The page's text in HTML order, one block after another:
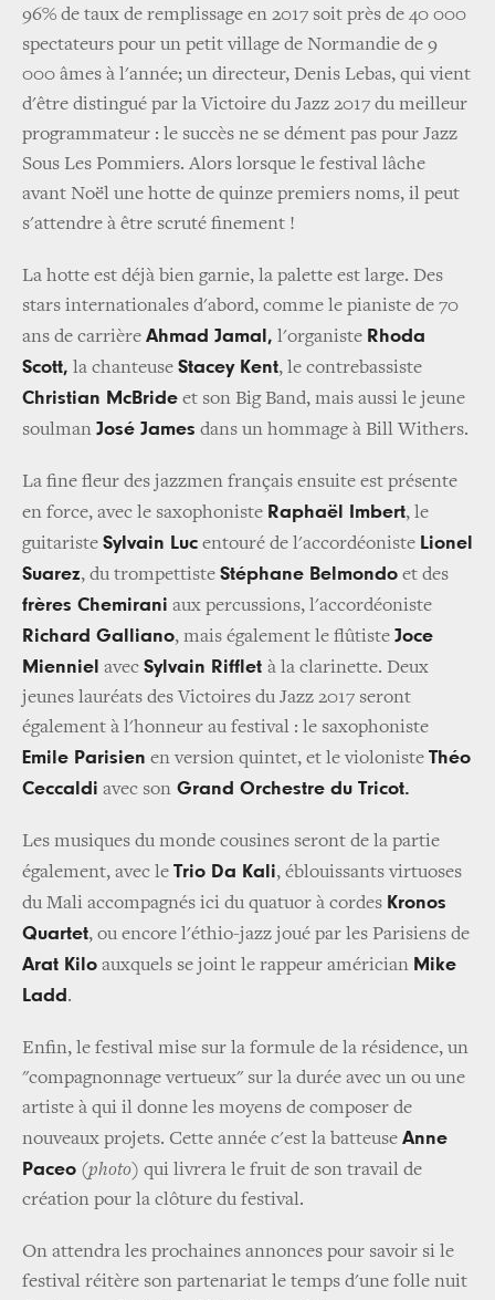
96% de taux de remplissage en 2017 soit près de 40 000
spectateurs pour un petit village de Normandie de 9
000 âmes à l'année; un directeur, Denis Lebas, qui vient
d'être distingué par la Victoire du Jazz 2017 du meilleur
programmateur : le succès ne se dément pas pour Jazz
Sous Les Pommiers. Alors lorsque le festival lâche
avant Noël une hotte de quinze premiers noms, il peut
s'attendre à être scruté finement !
La hotte est déjà bien garnie, la palette est large. Des
stars internationales d'abord, comme le pianiste de 70
ans de carrière Ahmad Jamal, l'organiste Rhoda
Scott, la chanteuse Stacey Kent, le contrebassiste
Christian McBride et son Big Band, mais aussi le jeune
soulman José James dans un hommage à Bill Withers.
La fine fleur des jazzmen français ensuite est présente
en force, avec le saxophoniste Raphaël Imbert, le
guitariste Sylvain Luc entouré de l'accordéoniste Lionel
Suarez, du trompettiste Stéphane Belmondo et des
frères Chemirani aux percussions, l'accordéoniste
Richard Galliano, mais également le flûtiste Joce
Mienniel avec Sylvain Rifflet à la clarinette. Deux
jeunes lauréats des Victoires du Jazz 2017 seront
également à l'honneur au festival : le saxophoniste
Emile Parisien en version quintet, et le violoniste Théo
Ceccaldi avec son Grand Orchestre du Tricot.
Les musiques du monde cousines seront de la partie
également, avec le Trio Da Kali, éblouissants virtuoses
du Mali accompagnés ici du quatuor à cordes Kronos
Quartet, ou encore l'éthio-jazz joué par les Parisiens de
Arat Kilo auxquels se joint le rappeur américian Mike
Ladd .
Enfin, le festival mise sur la formule de la résidence, un
"compagnonnage vertueux" sur la durée avec un ou une
artiste à qui il donne les moyens de composer de
nouveaux projets. Cette année c'est la batteuse Anne
Paceo (photo) qui livrera le fruit de son travail de
création pour la clôture du festival.
On attendra les prochaines annonces pour savoir si le
festival réitère son partenariat le temps d'une folle nuit